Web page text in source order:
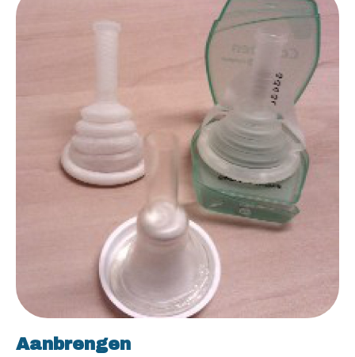
Aanbrengen